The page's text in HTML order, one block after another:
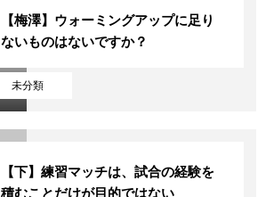
未分類
【梅澤】ウォーミングアップに足り
ないものはないですか？
【下】練習マッチは、試合の経験を
積むことだけが目的ではない